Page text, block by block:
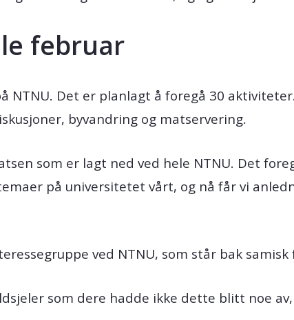
februar
NTNU. Det er planlagt å foregå 30
byvandring og matservering.
som er lagt ned ved hele NTNU. Det
på universitetet vårt, og nå får vi
ved NTNU, som står bak
som dere hadde ikke dette blitt noe